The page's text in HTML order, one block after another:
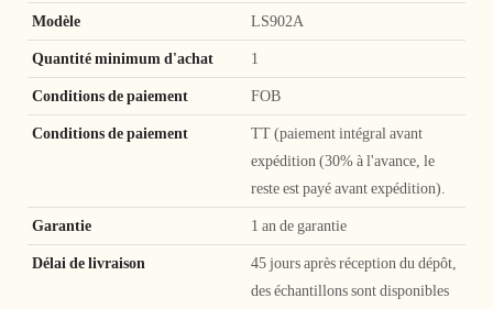
Modèle LS902A
Quantité minimum d'achat 1
Conditions de paiement FOB
Conditions de paiement
TT (paiement intégral avant
expédition (30% à l'avance, le
reste est payé avant expédition).
Garantie 1 an de garantie
Délai de livraison
45 jours après réception du dépôt,
des échantillons sont disponibles